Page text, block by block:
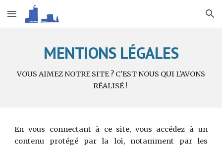
Skip to main content Skip to navigation
MENTIONS LÉGALES
VOUS AIMEZ NOTRE SITE ? C'EST NOUS QUI L'AVONS
RÉALISÉ !
En vous connectant à ce site, vous accédez à un
contenu protégé par la loi, notamment par les